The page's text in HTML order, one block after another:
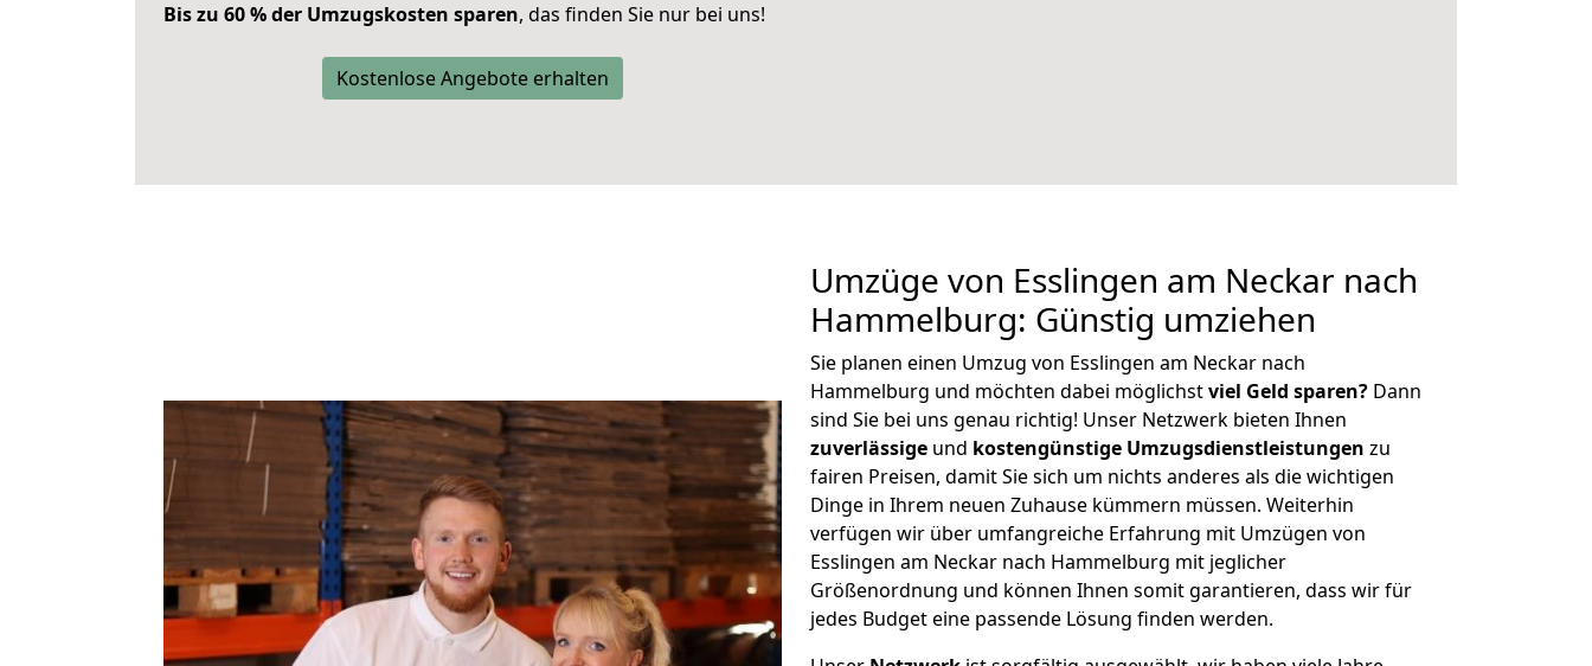
Bis zu 60 % der Umzugskosten sparen, das finden Sie nur bei uns!
Kostenlose Angebote erhalten
Umzüge von Esslingen am Neckar nach
Hammelburg: Günstig umziehen
Sie planen einen Umzug von Esslingen am Neckar nach
Hammelburg und möchten dabei möglichstviel Geld sparen? Dann
sind Sie bei uns genau richtig! Unser Netzwerk bieten Ihnen
zuverlässige und kostengünstige Umzugsdienstleistungen zu
fairen Preisen, damit Sie sich um nichts anderes als die wichtigen
Dinge in Ihrem neuen Zuhause kümmern müssen. Weiterhin
verfügen wir über umfangreiche Erfahrung mit Umzügen von
Esslingen am Neckar nach Hammelburg mit jeglicher
Größenordnung und können Ihnen somit garantieren, dass wir für
jedes Budget eine passende Lösung finden werden.